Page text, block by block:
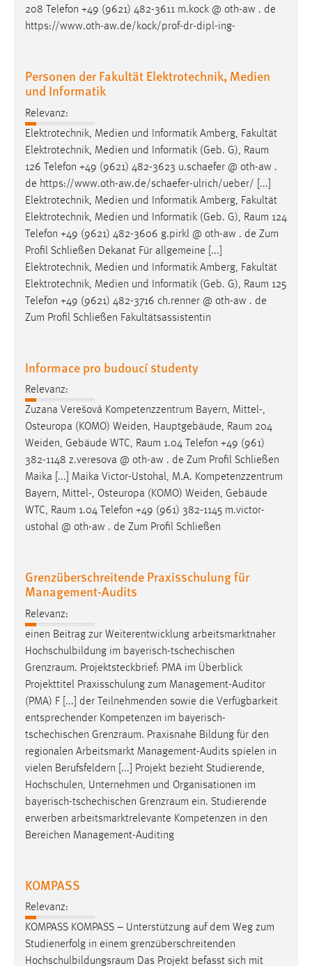
208 Telefon +49 (9621) 482-3611 m.kock @ oth-aw . de
https://www.oth-aw.de/kock/prof-dr-dipl-ing-
Personen der Fakultät Elektrotechnik, Medien
und Informatik
Relevanz:
Elektrotechnik, Medien und Informatik Amberg, Fakultät
Elektrotechnik, Medien und Informatik (Geb. G), Raum
126 Telefon +49 (9621) 482-3623 u.schaefer @ oth-aw .
de https://www.oth-aw.de/schaefer-ulrich/ueber/ [...]
Elektrotechnik, Medien und Informatik Amberg, Fakultät
Elektrotechnik, Medien und Informatik (Geb. G), Raum 124
Telefon +49 (9621) 482-3606 g.pirkl @ oth-aw . de Zum
Profil Schließen Dekanat Für allgemeine [...]
Elektrotechnik, Medien und Informatik Amberg, Fakultät
Elektrotechnik, Medien und Informatik (Geb. G), Raum 125
Telefon +49 (9621) 482-3716 ch.renner @ oth-aw . de
Zum Profil Schließen Fakultätsassistentin
Informace pro budoucí studenty
Relevanz:
Zuzana Verešová Kompetenzzentrum Bayern, Mittel-,
Osteuropa (KOMO) Weiden, Hauptgebäude, Raum 204
Weiden, Gebäude WTC, Raum 1.04 Telefon +49 (961)
382-1148 z.veresova @ oth-aw . de Zum Profil Schließen
Maika [...] Maika Victor-Ustohal, M.A. Kompetenzzentrum
Bayern, Mittel-, Osteuropa (KOMO) Weiden, Gebäude
WTC, Raum 1.04 Telefon +49 (961) 382-1145 m.victor-
ustohal @ oth-aw . de Zum Profil Schließen
Grenzüberschreitende Praxisschulung für
Management-Audits
Relevanz:
einen Beitrag zur Weiterentwicklung arbeitsmarktnaher
Hochschulbildung im bayerisch-tschechischen
Grenzraum. Projektsteckbrief: PMA im Überblick
Projekttitel Praxisschulung zum Management-Auditor
(PMA) F [...] der Teilnehmenden sowie die Verfügbarkeit
entsprechender Kompetenzen im bayerisch-
tschechischen Grenzraum. Praxisnahe Bildung für den
regionalen Arbeitsmarkt Management-Audits spielen in
vielen Berufsfeldern [...] Projekt bezieht Studierende,
Hochschulen, Unternehmen und Organisationen im
bayerisch-tschechischen Grenzraum ein. Studierende
erwerben arbeitsmarktrelevante Kompetenzen in den
Bereichen Management-Auditing
KOMPASS
Relevanz:
KOMPASS KOMPASS – Unterstützung auf dem Weg zum
Studienerfolg in einem grenzüberschreitenden
Hochschulbildungsraum Das Projekt befasst sich mit